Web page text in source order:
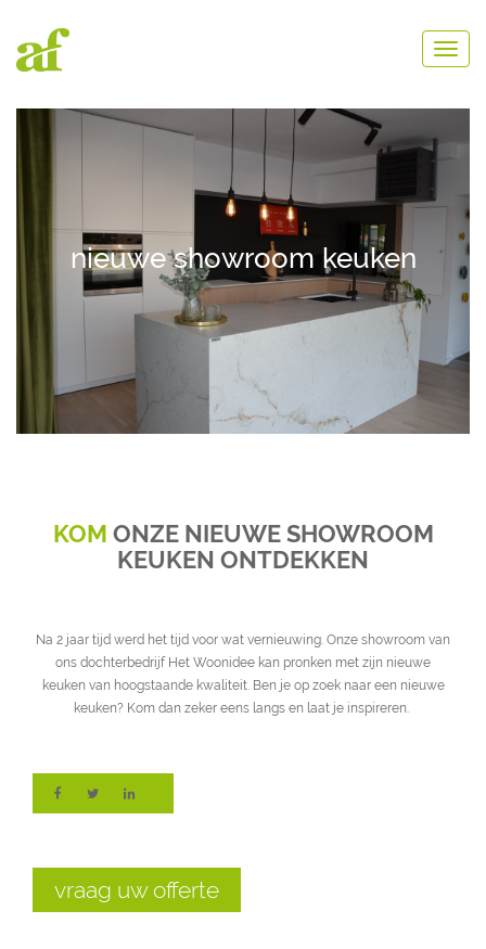
nieuwe showroom keuken
KOM ONZE NIEUWE SHOWROOM
KEUKEN ONTDEKKEN
Na 2 jaar tijd werd het tijd voor wat vernieuwing. Onze showroom van
ons dochterbedrijf Het Woonidee kan pronken met zijn nieuwe
keuken van hoogstaande kwaliteit. Ben je op zoek naar een nieuwe
keuken? Kom dan zeker eens langs en laat je inspireren.
vraag uw offerte